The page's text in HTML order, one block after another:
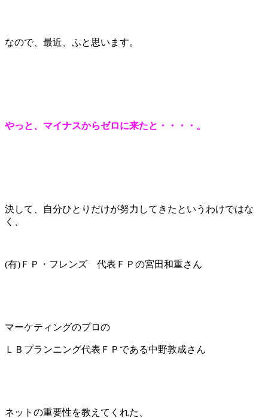
なので、最近、ふと思います。
やっと、マイナスからゼロに来たと・・・・。
決して、自分ひとりだけが努力してきたというわけではな
く、
(有)ＦＰ・フレンズ 代表ＦＰの宮田和重さん
マーケティングのプロの
ＬＢプランニング代表ＦＰである中野敦成さん
ネットの重要性を教えてくれた、